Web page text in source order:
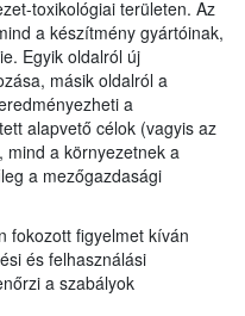
toxikológiai területen. Az
a készítmény gyártóinak,
Egyik oldalról új
másik oldalról a
a
alapvető célok (vagyis az
mind a környezetnek a
a mezőgazdasági
fokozott figyelmet kíván
és felhasználási
a szabályok